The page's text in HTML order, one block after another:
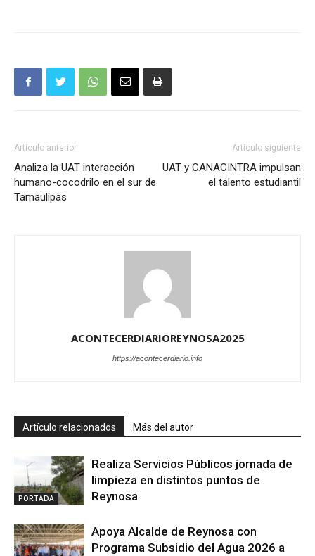
Artículo anterior
Analiza la UAT interacción
humano-cocodrilo en el sur de
Tamaulipas
Artículo siguiente
UAT y CANACINTRA impulsan
el talento estudiantil
ACONTECERDIARIOREYNOSA2025
https://acontecerdiario.info
Artículo relacionados Más del autor
PORTADA
Realiza Servicios Públicos jornada de
limpieza en distintos puntos de
Reynosa
Apoya Alcalde de Reynosa con
Programa Subsidio del Agua 2026 a